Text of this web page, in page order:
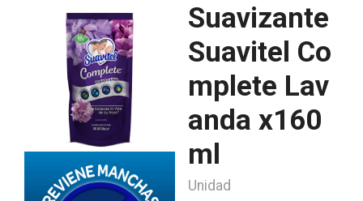
Suavizante
Suavitel Co
mplete Lav
anda x160
ml
Unidad